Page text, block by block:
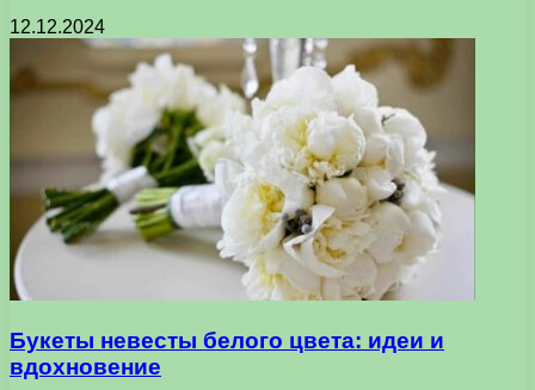
12.12.2024
Букеты невесты белого цвета: идеи и
вдохновение